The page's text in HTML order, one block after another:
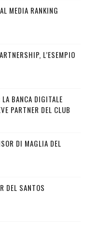
MEDIA RANKING
L’ESEMPIO
BANCA DIGITALE
PARTNER DEL CLUB
DI MAGLIA DEL
DEL SANTOS